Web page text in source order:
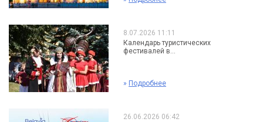
8.07.2026 11:11
Календарь туристических
фестивалей в...
» Подробнее
26.06.2026 06:42